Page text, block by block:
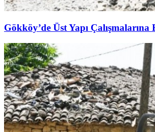
Gökköy’de Üst Yapı Çalışmalarına